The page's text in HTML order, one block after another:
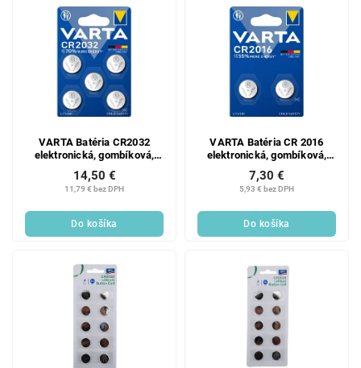
VARTA Batéria CR2032
elektronická, gombíková,
11,79 € bez DPH
14,50 €
Do košíka
VARTA Batéria CR 2016
elektronická, gombíková,
5,93 € bez DPH
7,30 €
Do košíka